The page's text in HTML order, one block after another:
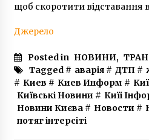
щоб скоротити відставання
Джерело
Posted in НОВИНИ,
Tagged # аварія# ДТП#
# Киев # Киев Информ #
Київські Новини # Киїі
Новини Києва# Новости #
потяг інтерсіті